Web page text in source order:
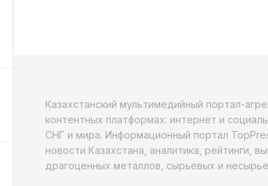
Казахстанский мультимедийный портал-
контентных платформах: интернет и
СНГ и мира. Информационный портал
новости Казахстана, аналитика, рейтинги,
драгоценных металлов, сырьевых и